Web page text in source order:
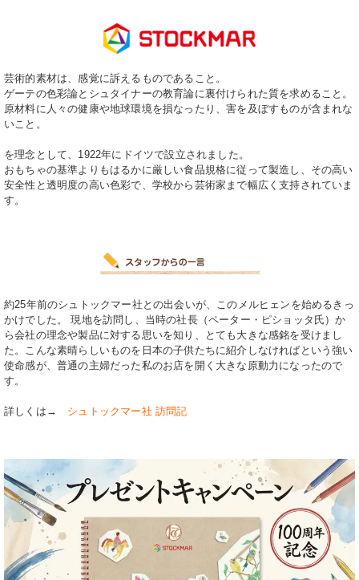
芸術的素材は、感覚に訴えるものであること。
ゲーテの色彩論とシュタイナーの教育論に裏付けられた質を求めること。
原材料に人々の健康や地球環境を損なったり、害を及ぼすものが含まれな
いこと。
を理念として、1922年にドイツで設立されました。
おもちゃの基準よりもはるかに厳しい食品規格に従って製造し、その高い
安全性と透明度の高い色彩で、学校から芸術家まで幅広く支持されていま
す。
約25年前のシュトックマー社との出会いが、このメルヒェンを始めるきっ
かけでした。 現地を訪問し、当時の社長（ペーター・ピショッタ氏）か
ら会社の理念や製品に対する思いを知り、とても大きな感銘を受けまし
た。こんな素晴らしいものを日本の子供たちに紹介しなければという強い
使命感が、普通の主婦だった私のお店を開く大きな原動力になったので
す。
詳しくは→ シュトックマー社 訪問記